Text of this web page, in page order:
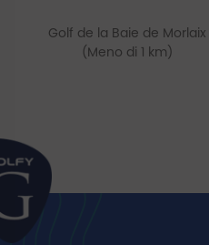
Golf de la Baie de Morlaix
(Meno di 1 km)